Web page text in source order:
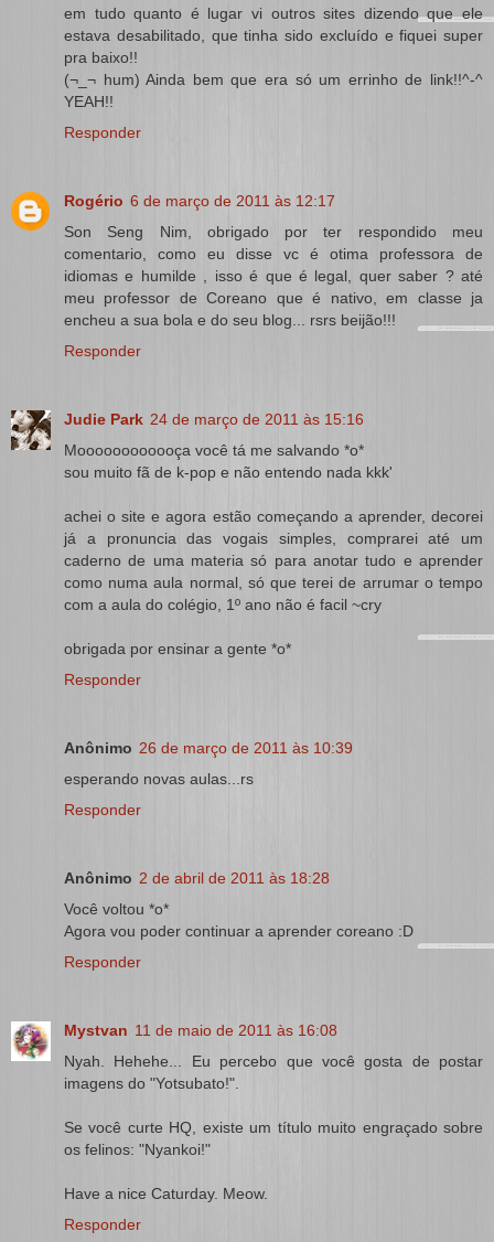
em tudo quanto é lugar vi outros sites dizendo que ele
estava desabilitado, que tinha sido excluído e fiquei super
pra baixo!!
(¬_¬ hum) Ainda bem que era só um errinho de link!!^-^
YEAH!!
Responder
Rogério 6 de março de 2011 às 12:17
Son Seng Nim, obrigado por ter respondido meu
comentario, como eu disse vc é otima professora de
idiomas e humilde , isso é que é legal, quer saber ? até
meu professor de Coreano que é nativo, em classe ja
encheu a sua bola e do seu blog... rsrs beijão!!!
Responder
Judie Park 24 de março de 2011 às 15:16
Moooooooooooça você tá me salvando *o*
sou muito fã de k-pop e não entendo nada kkk'
achei o site e agora estão começando a aprender, decorei
já a pronuncia das vogais simples, comprarei até um
caderno de uma materia só para anotar tudo e aprender
como numa aula normal, só que terei de arrumar o tempo
com a aula do colégio, 1º ano não é facil ~cry
obrigada por ensinar a gente *o*
Responder
Anônimo 26 de março de 2011 às 10:39
esperando novas aulas...rs
Responder
Anônimo 2 de abril de 2011 às 18:28
Você voltou *o*
Agora vou poder continuar a aprender coreano :D
Responder
Mystvan 11 de maio de 2011 às 16:08
Nyah. Hehehe... Eu percebo que você gosta de postar
imagens do "Yotsubato!".
Se você curte HQ, existe um título muito engraçado sobre
os felinos: "Nyankoi!"
Have a nice Caturday. Meow.
Responder